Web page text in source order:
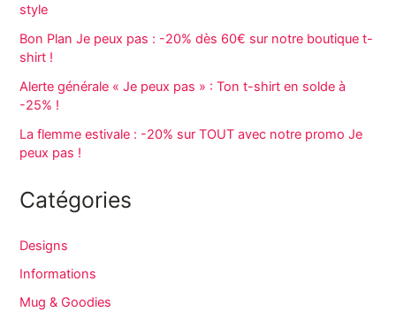
style
Bon Plan Je peux pas : -20% dès 60€ sur notre boutique t-
shirt !
Alerte générale « Je peux pas » : Ton t-shirt en solde à
-25% !
La flemme estivale : -20% sur TOUT avec notre promo Je
peux pas !
Catégories
Designs
Informations
Mug & Goodies